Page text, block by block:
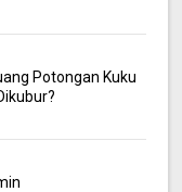
Potongan Kuku